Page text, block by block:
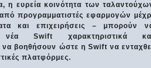
ευρεία κοινότητα των
προγραμματιστές εφαρμογών
και επιχειρήσεις – μπορούν
Swift χαρακτηριστικά
να βοηθήσουν ώστε η Swift να
πλατφόρμες.